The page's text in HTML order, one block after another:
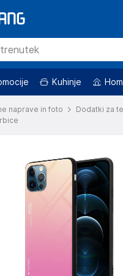
Kuhinje
naprave in foto
Dodatki za